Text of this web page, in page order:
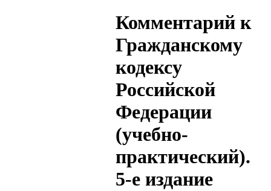
Комментарий к
Гражданскому
кодексу
Российской
Федерации
(учебно-
практический).
5-е издание